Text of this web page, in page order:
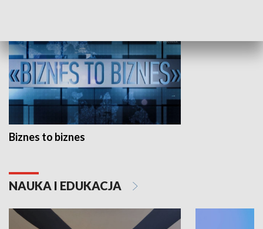
Biznes to biznes
NAUKA I EDUKACJA